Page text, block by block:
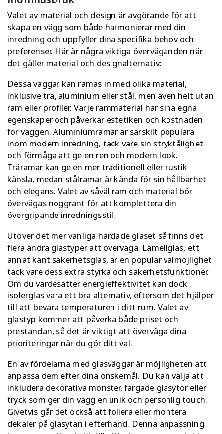
Valet av material och design är avgörande för att
skapa en vägg som både harmonierar med din
inredning och uppfyller dina specifika behov och
preferenser. Här är några viktiga överväganden när
det gäller material och designalternativ:
Dessa väggar kan ramas in med olika material,
inklusive trä, aluminium eller stål, men även helt utan
ram eller profiler. Varje rammaterial har sina egna
egenskaper och påverkar estetiken och kostnaden
för väggen. Aluminiumramar är särskilt populära
inom modern inredning, tack vare sin stryktålighet
och förmåga att ge en ren och modern look.
Träramar kan ge en mer traditionell eller rustik
känsla, medan stålramar är kända för sin hållbarhet
och elegans. Valet av såväl ram och material bör
övervägas noggrant för att komplettera din
övergripande inredningsstil.
Utöver det mer vanliga härdade glaset så finns det
flera andra glastyper att överväga. Lamellglas, ett
annat känt säkerhetsglas, är en populär valmöjlighet
tack vare dess extra styrka och säkerhetsfunktioner.
Om du värdesätter energieffektivitet kan dock
isolerglas vara ett bra alternativ, eftersom det hjälper
till att bevara temperaturen i ditt rum. Valet av
glastyp kommer att påverka både priset och
prestandan, så det är viktigt att överväga dina
prioriteringar när du gör ditt val.
En av fördelarna med glasväggar är möjligheten att
anpassa dem efter dina önskemål. Du kan välja att
inkludera dekorativa mönster, färgade glasytor eller
tryck som ger din vägg en unik och personlig touch.
Givetvis går det också att foliera eller montera
dekaler på glasytan i efterhand. Denna anpassning